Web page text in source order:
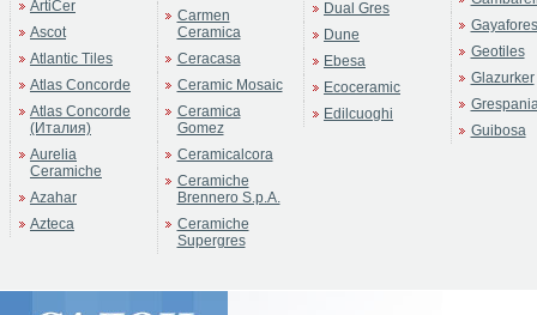
ArtiCer
Ascot
Atlantic Tiles
Atlas Concorde
Atlas Concorde
(Италия)
Aurelia
Ceramiche
Azahar
Azteca
Carmen
Ceramica
Ceracasa
Ceramic Mosaic
Ceramica
Gomez
Ceramicalcora
Ceramiche
Brennero S.p.A.
Ceramiche
Supergres
Dual Gres
Dune
Ebesa
Ecoceramic
Edilcuoghi
Gayafores
Geotiles
Glazurker
Guibosa